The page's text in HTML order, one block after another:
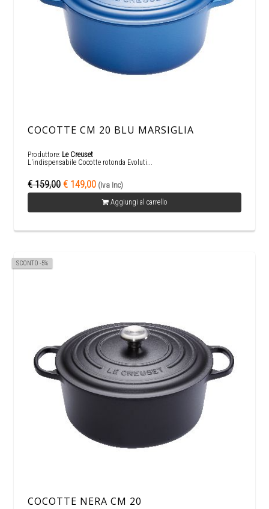
COCOTTE CM 20 BLU MARSIGLIA
Produttore: Le Creuset
L'indispensabile Cocotte rotonda Evoluti...
€ 159,00 € 149,00 (Iva Inc)
Aggiungi al carrello
SCONTO -5%
COCOTTE NERA CM 20